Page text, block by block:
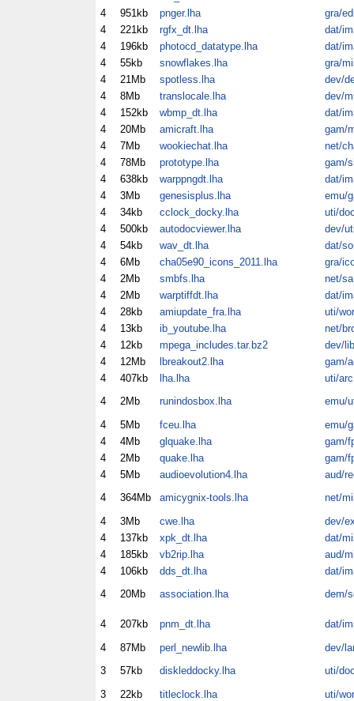
4
951kb pnger.lha
gra/
4
221kb rgfx_dt.lha
dat/
4
196kb photocd_datatype.lha
dat/
4
55kb snowflakes.lha
gra/
4
21Mb spotless.lha
dev/
4
8Mb translocale.lha
dev/
4
152kb wbmp_dt.lha
dat/
4
20Mb amicraft.lha
gam/
4
7Mb wookiechat.lha
net/
4
78Mb prototype.lha
gam/
4
638kb warppngdt.lha
dat/
4
3Mb genesisplus.lha
emu/
4
34kb cclock_docky.lha
uti/
4
500kb autodocviewer.lha
dev/
4
54kb wav_dt.lha
dat/
4
6Mb cha05e90_icons_2011.lha
gra/
4
2Mb smbfs.lha
net/
4
2Mb warptiffdt.lha
dat/
4
28kb amiupdate_fra.lha
uti/wor
4
13kb ib_youtube.lha
net/
4
12kb mpega_includes.tar.bz2
dev/
4
12Mb lbreakout2.lha
gam/
4
407kb lha.lha
uti/arc
4
2Mb runindosbox.lha
emu/
4
5Mb fceu.lha
emu/
4
4Mb glquake.lha
gam/
4
2Mb quake.lha
gam/
4
5Mb audioevolution4.lha
aud/
4
364Mb amicygnix-tools.lha
net/
4
3Mb cwe.lha
dev/
4
137kb xpk_dt.lha
dat/
4
185kb vb2rip.lha
aud/
4
106kb dds_dt.lha
dat/
4
20Mb association.lha dem/
4 207kb pnm_dt.lha
dat/
4
87Mb perl_newlib.lha
dev/
3
57kb diskleddocky.lha
uti/
3
22kb titleclock.lha
uti/wor